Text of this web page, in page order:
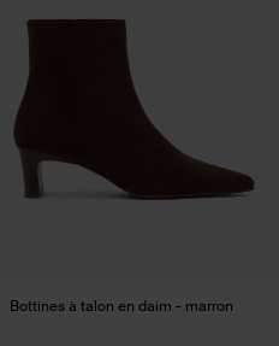
Bottines à talon en daim - marron